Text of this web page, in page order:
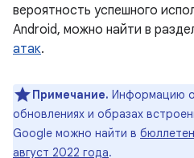
вероятность успешного
Android, можно найти в
атак.
Примечание. Информацию
обновлениях и образах
Google можно найти в
август 2022 года.